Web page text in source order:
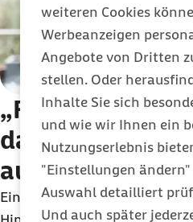
weiteren Cookies
Werbeanzeigen
Angebote von Dritten
stellen. Oder
Inhalte Sie sich
und wie wir Ihnen ein
Nutzungserlebnis
"Einstellungen
Auswahl detailliert
Und auch später
„Fortschrittlich
dabei jemanden
auszugrenzen“
Ein Gespräch mit der